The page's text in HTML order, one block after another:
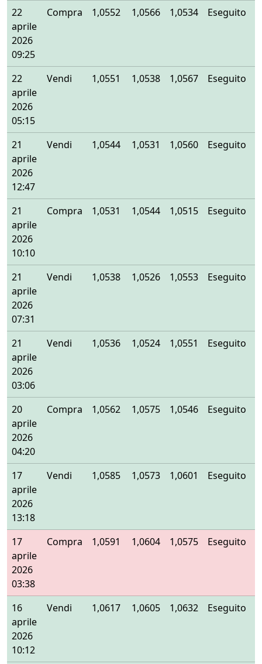
22
aprile
2026
09:25
Compra 1,0552 1,0566 1,0534 Eseguito
22
aprile
2026
05:15
Vendi 1,0551 1,0538 1,0567 Eseguito
21
aprile
2026
12:47
Vendi 1,0544 1,0531 1,0560 Eseguito
21
aprile
2026
10:10
Compra 1,0531 1,0544 1,0515 Eseguito
21
aprile
2026
07:31
Vendi 1,0538 1,0526 1,0553 Eseguito
21
aprile
2026
03:06
Vendi 1,0536 1,0524 1,0551 Eseguito
20
aprile
2026
04:20
Compra 1,0562 1,0575 1,0546 Eseguito
17
aprile
2026
13:18
Vendi 1,0585 1,0573 1,0601 Eseguito
17
aprile
2026
03:38
Compra 1,0591 1,0604 1,0575 Eseguito
16
aprile
2026
10:12
Vendi 1,0617 1,0605 1,0632 Eseguito